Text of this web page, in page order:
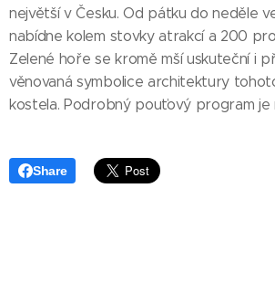
největší v Česku. Od pátku do neděle
nabídne kolem stovky atrakcí a 200
Zelené hoře se kromě mší uskuteční i
věnovaná symbolice architektury
kostela. Podrobný pouťový program je
Share